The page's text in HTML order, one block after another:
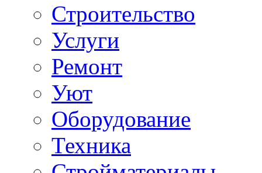
Строительство
Услуги
Ремонт
Уют
Оборудование
Техника